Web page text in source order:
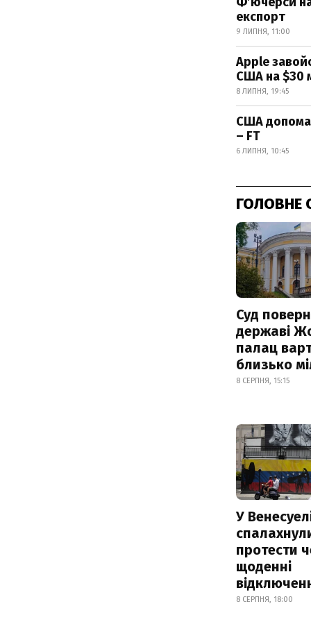
експорт
9 ЛИПНЯ, 11:00
Apple
США на $30
8 ЛИПНЯ, 19:45
США
– FT
6 ЛИПНЯ, 10:45
ГОЛОВНЕ
Суд
державі
палац
близько
8 СЕРПНЯ, 15:15
У
протести
щоденні
8 СЕРПНЯ, 18:00